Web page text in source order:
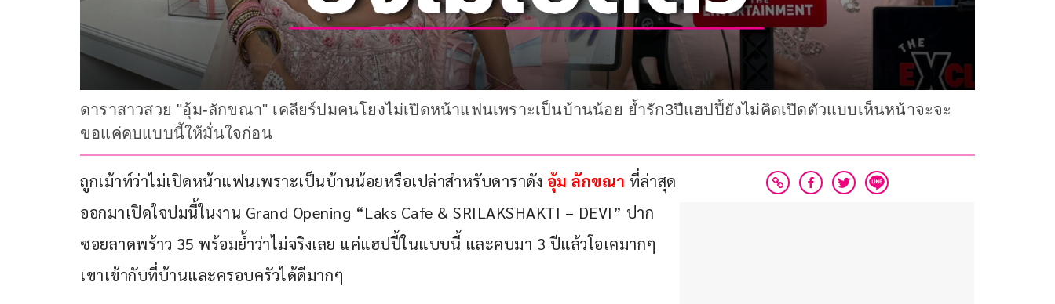
ดาราสาวสวย "อุ้ม-ลักขณา" เคลียร์ปมคนโยงไม่เปิดหน้าแฟนเพราะเป็นบ้านน้อย ย้ำรัก3ปีแฮปปี้ยังไม่คิดเปิดตัวแบบเห็นหน้าจะจะ
ขอแค่คบแบบนี้ให้มั่นใจก่อน
ถูกเม้าท์ว่าไม่เปิดหน้าแฟนเพราะเป็นบ้านน้อยหรือเปล่าสำหรับดาราดัง อุ้ม ลักขณา ที่ล่าสุด
ออกมาเปิดใจปมนี้ในงาน Grand Opening “Laks Cafe & SRILAKSHAKTI – DEVI” ปาก
ซอยลาดพร้าว 35 พร้อมย้ำว่าไม่จริงเลย แค่แฮปปี้ในแบบนี้ และคบมา 3 ปีแล้วโอเคมากๆ
เขาเข้ากับที่บ้านและครอบครัวได้ดีมากๆ